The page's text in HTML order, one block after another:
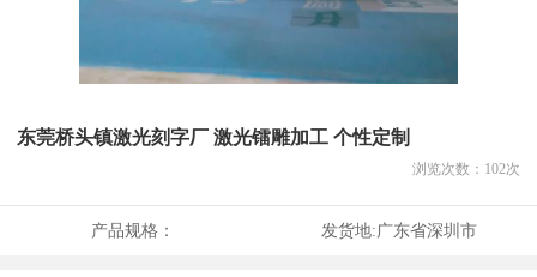
东莞桥头镇激光刻字厂 激光镭雕加工 个性定制
浏览次数： 102次
产品规格： 发货地:广东省深圳市